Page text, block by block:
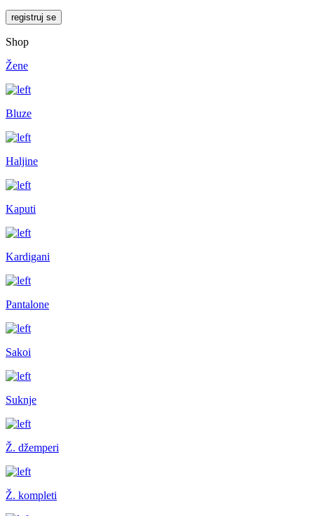
registruj se
Shop
Žene
Bluze
Haljine
Kaputi
Kardigani
Pantalone
Sakoi
Suknje
Ž. džemperi
Ž. kompleti